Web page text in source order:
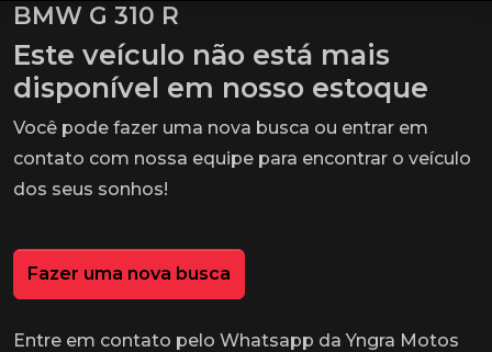
BMW G 310 R
Este veículo não está mais
disponível em nosso estoque
Você pode fazer uma nova busca ou entrar em
contato com nossa equipe para encontrar o veículo
dos seus sonhos!
Fazer uma nova busca
Entre em contato pelo Whatsapp da Yngra Motos